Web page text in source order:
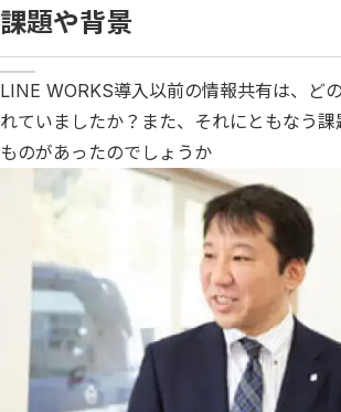
課題や背景
LINE WORKS導入以前の情報共有は、ど
れていましたか？また、それにともなう
ものがあったのでしょうか